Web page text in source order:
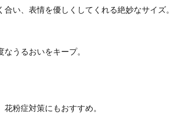
い、表情を優しくしてくれる絶妙なサイズ。
うるおいをキープ。
粉症対策にもおすすめ。